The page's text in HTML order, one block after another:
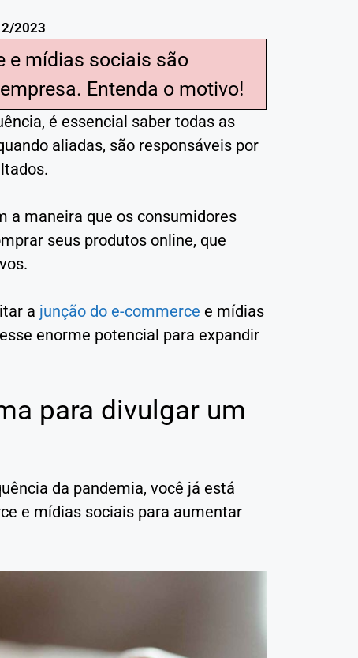
2023
e mídias sociais são
Entenda o motivo!
é essencial saber todas as
aliadas, são responsáveis por
a maneira que os consumidores
seus produtos online, que
a junção do e-commerce e mídias
enorme potencial para expandir
para divulgar um
da pandemia, você já está
e mídias sociais para aumentar